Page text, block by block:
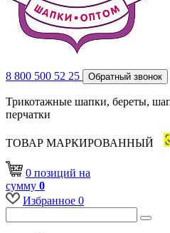
8 800 500 52 25 Обратный звонок
Трикотажные шапки, береты,
перчатки
ТОВАР МАРКИРОВАННЫЙ
0 позиций на
сумму 0
Избранное 0